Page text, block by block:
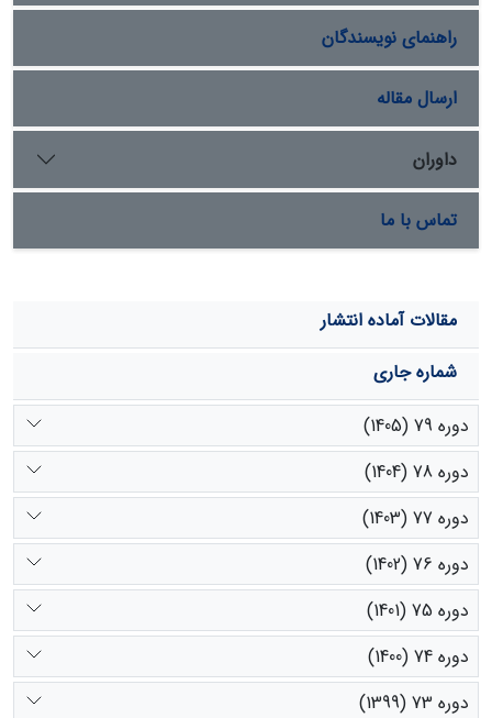
هستند و در تحلیل باقی ‌مانند. این شش عامل می‌توانند
تقریباً 73.5 درصد از تغییرپذیری (واریانس) متغیرها را
توضیح دهند. این روابط نشانگر نقش بارز عوامل مذکور در
استعدادیابی منابع آبی در مناطق کارستی می‌باشد.
راهنمای نویسندگان
ارسال مقاله
داوران
تماس با ما
مقالات آماده انتشار
شماره جاری
دوره 79 (1405)
دوره 78 (1404)
دوره 77 (1403)
دوره 76 (1402)
دوره 75 (1401)
دوره 74 (1400)
دوره 73 (1399)